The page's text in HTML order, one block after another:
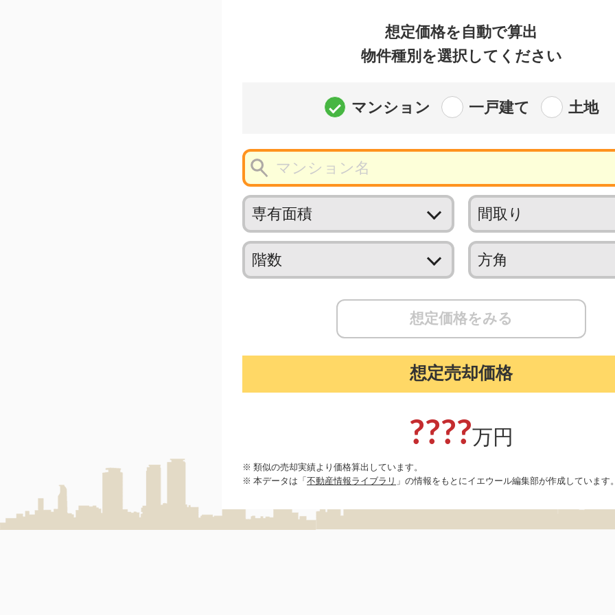
想定価格を自動で算出
物件種別を選択してください
マンション 一戸建て 土地
想定価格をみる
想定売却価格
???? 万円
※ 類似の売却実績より価格算出しています。
※ 本データは「 不動産情報ライブラリ 」の情報をもとにイエウール編集部が作成しています